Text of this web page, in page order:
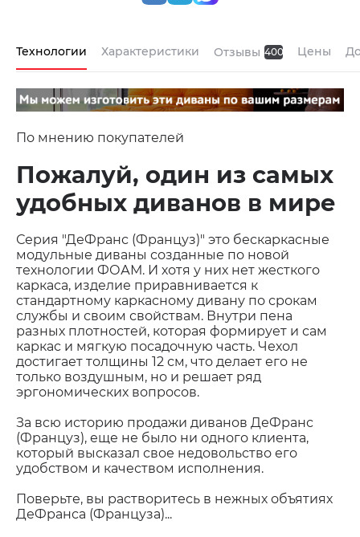
Технологии Характеристики Отзывы 400 Цены
По мнению покупателей
Пожалуй, один из самых
удобных диванов в мире
Серия "ДеФранс (Француз)" это бескаркасные
модульные диваны созданные по новой
технологии ФОАМ. И хотя у них нет жесткого
каркаса, изделие приравнивается к
стандартному каркасному дивану по срокам
службы и своим свойствам. Внутри пена
разных плотностей, которая формирует и сам
каркас и мягкую посадочную часть. Чехол
достигает толщины 12 см, что делает его не
только воздушным, но и решает ряд
эргономических вопросов.
За всю историю продажи диванов ДеФранс
(Француз), еще не было ни одного клиента,
который высказал свое недовольство его
удобством и качеством исполнения.
Поверьте, вы растворитесь в нежных объятиях
ДеФранса (Француза)...